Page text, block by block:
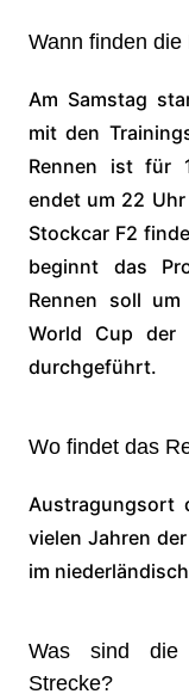
Wann finden
Am Samstag
mit den
Rennen ist für
endet um 22
Stockcar F2
beginnt das
Rennen soll
World Cup der
durchgeführt.
Wo findet das
Austragungsort
vielen Jahren
im
Was sind die
Strecke?